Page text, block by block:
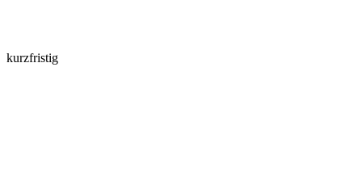
kurzfristig